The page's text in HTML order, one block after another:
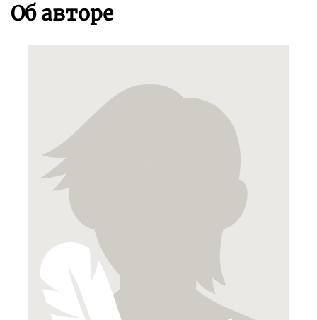
Об авторе